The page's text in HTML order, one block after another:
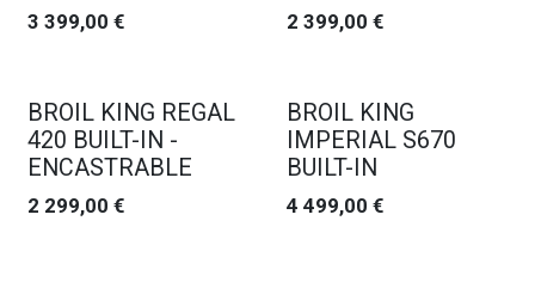
3 399,00 € 2 399,00 €
BROIL KING REGAL
420 BUILT-IN -
ENCASTRABLE
2 299,00 €
BROIL KING
IMPERIAL S670
BUILT-IN
4 499,00 €